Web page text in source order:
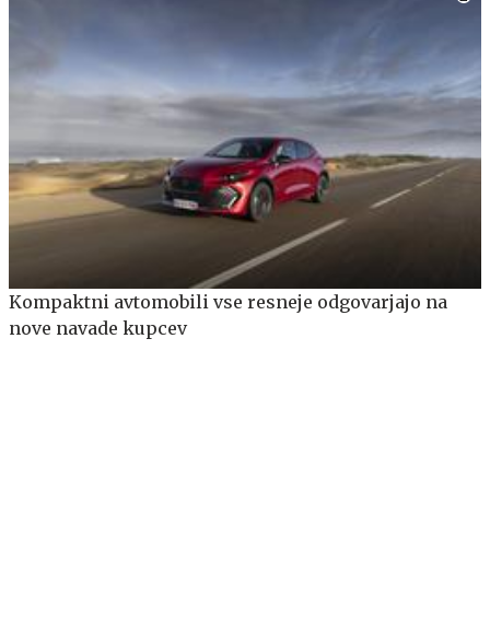
Kompaktni avtomobili vse resneje odgovarjajo na
nove navade kupcev